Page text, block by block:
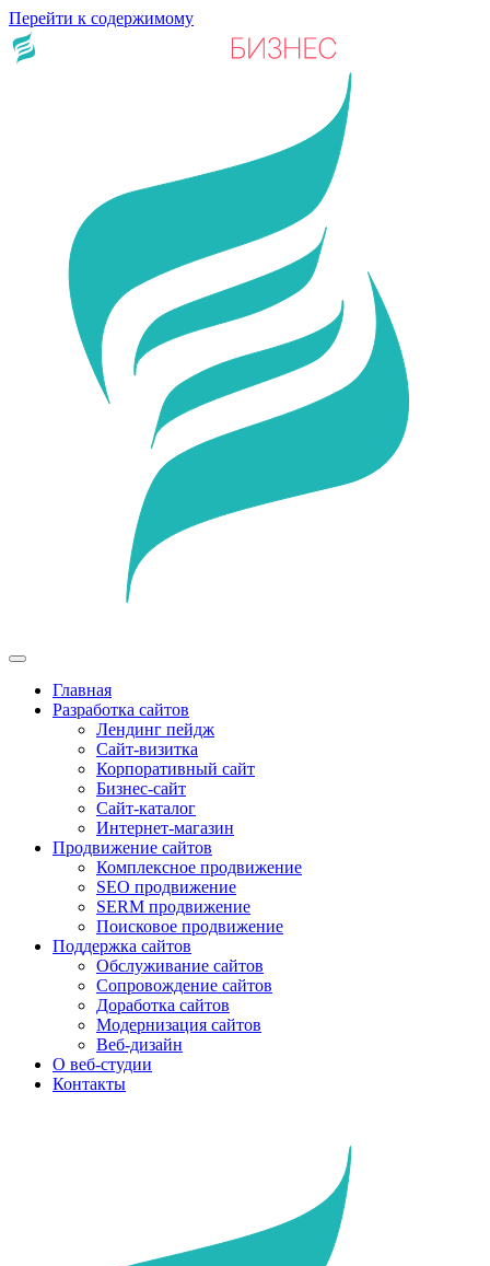
Перейти к содержимому
Главная
Разработка сайтов
Лендинг пейдж
Сайт-визитка
Корпоративный сайт
Бизнес-сайт
Сайт-каталог
Интернет-магазин
Продвижение сайтов
Комплексное продвижение
SEO продвижение
SERM продвижение
Поисковое продвижение
Поддержка сайтов
Обслуживание сайтов
Сопровождение сайтов
Доработка сайтов
Модернизация сайтов
Веб-дизайн
О веб-студии
Контакты